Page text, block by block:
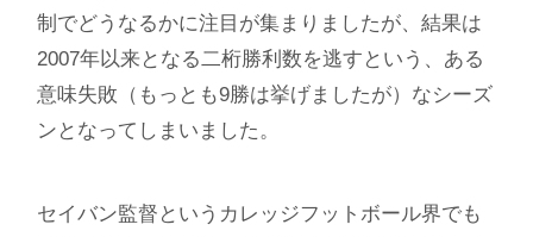
制でどうなるかに注目が集まりましたが、結果は
2007年以来となる二桁勝利数を逃すという、ある
意味失敗（もっとも9勝は挙げましたが）なシーズ
ンとなってしまいました。
セイバン監督というカレッジフットボール界でも